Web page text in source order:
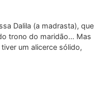
Dalila (a madrasta), que
trono do maridão… Mas
um alicerce sólido,